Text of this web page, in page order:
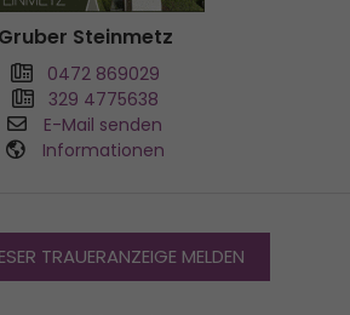
Gruber Steinmetz
0472 869029
329 4775638
E-Mail senden
Informationen
TRAUERANZEIGE MELDEN